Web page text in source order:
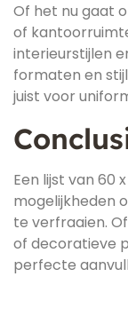
Of het nu gaat
of
interieurstijlen
formaten en
juist voor
Een lijst van 60
mogelijkheden
te verfraaien.
of decoratieve
perfecte